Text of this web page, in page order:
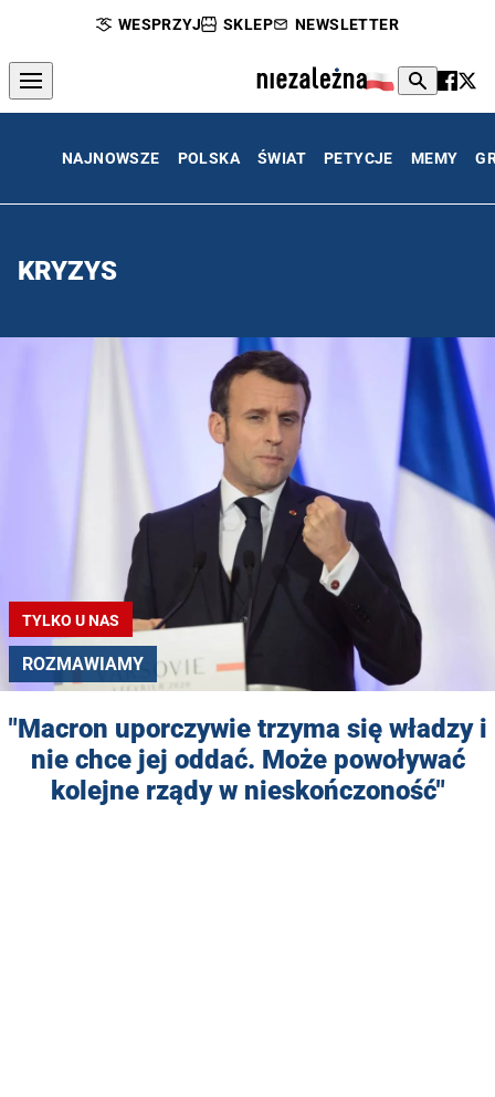
WESPRZYJ SKLEP NEWSLETTER
NAJNOWSZE POLSKA ŚWIAT PETYCJE MEMY
KRYZYS
TYLKO U NAS
ROZMAWIAMY
"Macron uporczywie trzyma się władzy i
nie chce jej oddać. Może powoływać
kolejne rządy w nieskończoność"